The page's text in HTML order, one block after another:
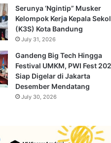
Serunya ‘Ngintip” Musker
Kelompok Kerja Kepala
(K3S) Kota Bandung
July 31, 2026
Gandeng Big Tech Hingga
Festival UMKM, PWI Fest
Siap Digelar di Jakarta
Desember Mendatang
July 30, 2026